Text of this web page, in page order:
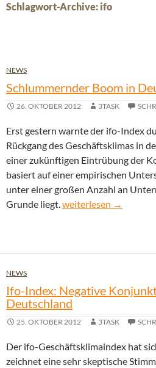
Schlagwort-Archive: ifo
NEWS
Schlummernder Boom in
26. OKTOBER 2012 3TASK
Erst gestern warnte der ifo-Index
Rückgang des Geschäftsklimas in
einer zukünftigen Eintrübung der
basiert auf einer empirischen
unter einer großen Anzahl an
Grunde liegt.Schlummernder Boom
weiterlesen →
NEWS
Ifo-Index: Negative
Deutschland
25. OKTOBER 2012 3TASK
Der ifo-Geschäftsklimaindex hat
zeichnet eine sehr skeptische